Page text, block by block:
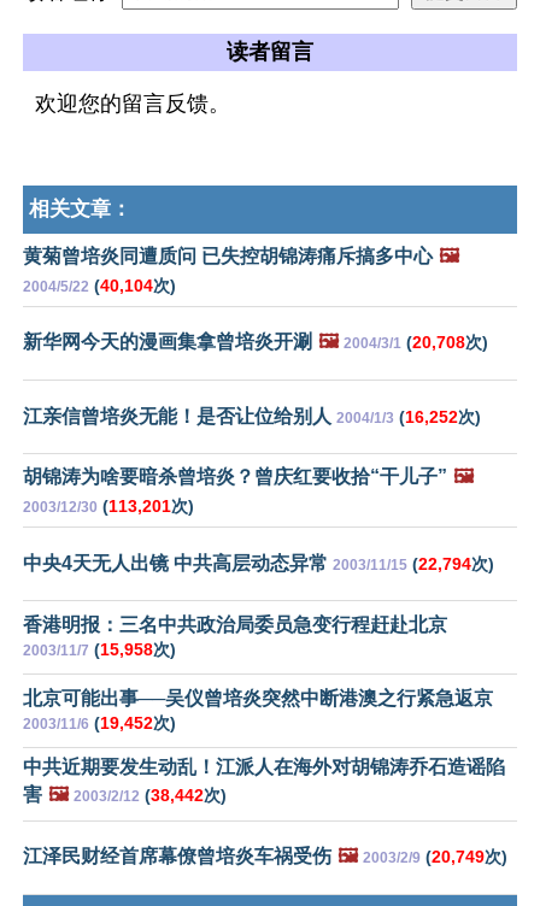
读者留言
欢迎您的留言反馈。
相关文章：
黄菊曾培炎同遭质问 已失控胡锦涛痛斥搞多中心 🖼️
2004/5/22 (40,104次)
新华网今天的漫画集拿曾培炎开涮 🖼️ 2004/3/1 (20,708次)
江亲信曾培炎无能！是否让位给别人 2004/1/3 (16,252次)
胡锦涛为啥要暗杀曾培炎？曾庆红要收拾“干儿子” 🖼️
2003/12/30 (113,201次)
中央4天无人出镜 中共高层动态异常 2003/11/15 (22,794次)
香港明报：三名中共政治局委员急变行程赶赴北京
2003/11/7 (15,958次)
北京可能出事──吴仪曾培炎突然中断港澳之行紧急返京
2003/11/6 (19,452次)
中共近期要发生动乱！江派人在海外对胡锦涛乔石造谣陷
害 🖼️ 2003/2/12 (38,442次)
江泽民财经首席幕僚曾培炎车祸受伤 🖼️ 2003/2/9 (20,749次)